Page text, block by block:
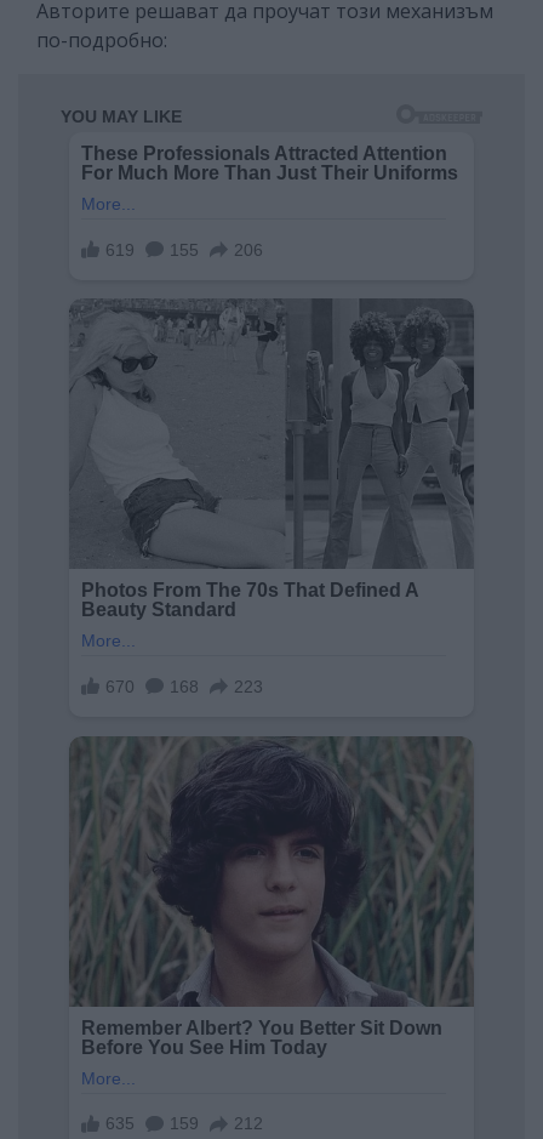
Авторите решават да проучат този механизъм
по-подробно: